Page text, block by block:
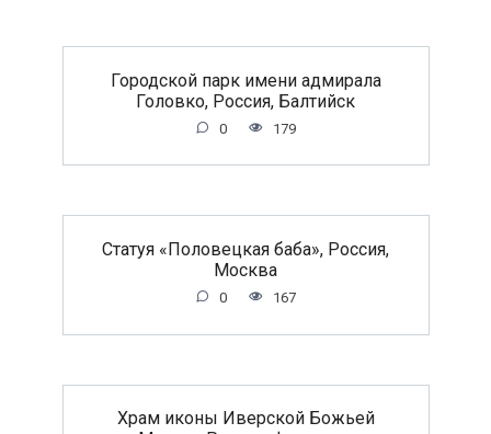
Городской парк имени адмирала
Головко, Россия, Балтийск
0 179
Статуя «Половецкая баба», Россия,
Москва
0 167
Храм иконы Иверской Божьей